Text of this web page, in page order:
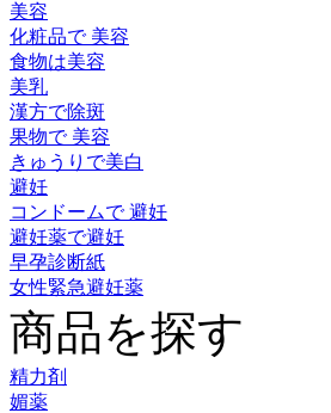
美容
化粧品で 美容
食物は美容
美乳
漢方で除斑
果物で 美容
きゅうりで美白
避妊
コンドームで 避妊
避妊薬で避妊
早孕診断紙
女性緊急避妊薬
商品を探す
精力剤
媚薬